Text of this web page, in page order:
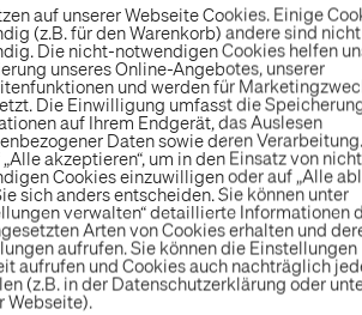
auf unserer Webseite Cookies. Einige
(z.B. für den Warenkorb) andere sind nicht
Die nicht-notwendigen Cookies helfen
unseres Online-Angebotes, unserer
und werden für
Die Einwilligung umfasst die
auf Ihrem Endgerät, das Auslesen
Daten sowie deren
akzeptieren“, um in den Einsatz von nicht
Cookies einzuwilligen oder auf „Alle
sich anders entscheiden. Sie können unter
verwalten“ detaillierte Informationen
Arten von Cookies erhalten und
aufrufen. Sie können die Einstellungen
aufrufen und Cookies auch nachträglich
(z.B. in der Datenschutzerklärung oder
Webseite).